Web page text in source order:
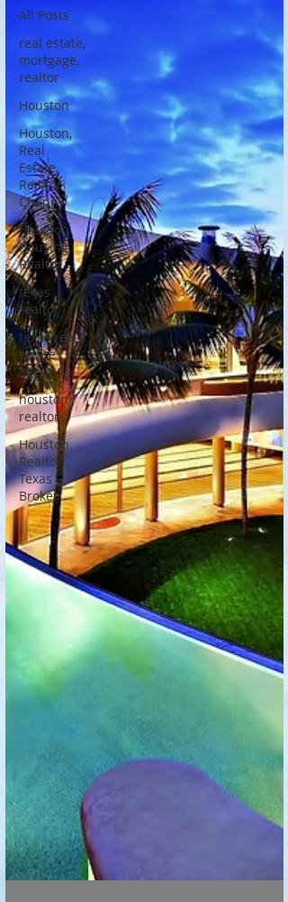
All Posts
real estate,
mortgage,
realtor
Houston
Houston,
Real
Estate,
Realtor
Chann
Houston
Housing
Realtor
texas
realtor
texas real
estate
agent
houston
realtor
Houston
Realtor
Texas
Broker